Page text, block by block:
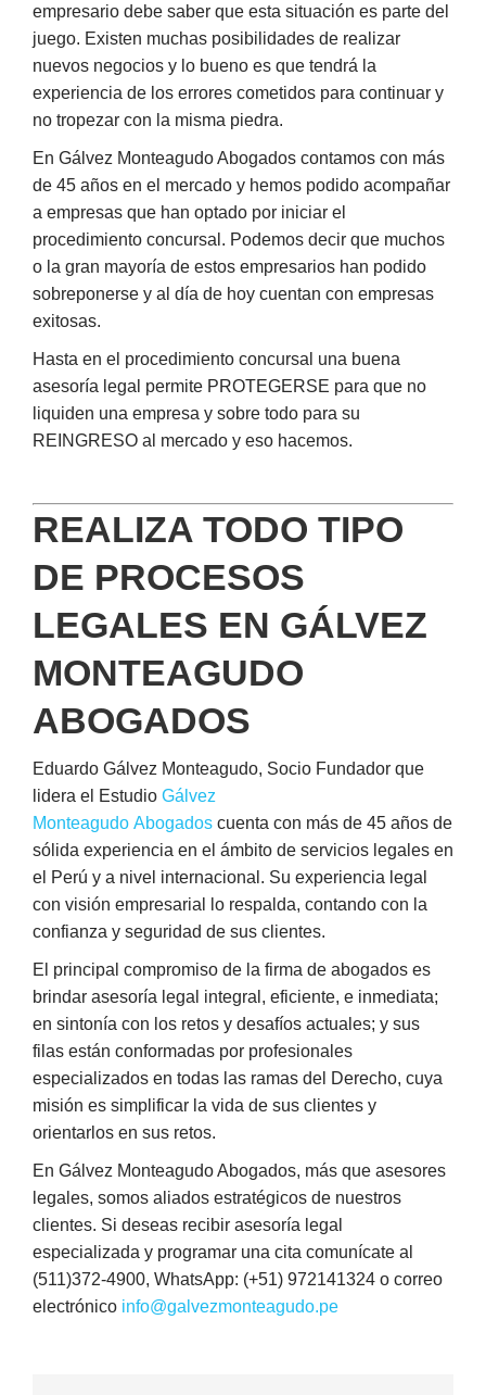
empresario debe saber que esta situación es parte del
juego. Existen muchas posibilidades de realizar
nuevos negocios y lo bueno es que tendrá la
experiencia de los errores cometidos para continuar y
no tropezar con la misma piedra.
En Gálvez Monteagudo Abogados contamos con más
de 45 años en el mercado y hemos podido acompañar
a empresas que han optado por iniciar el
procedimiento concursal. Podemos decir que muchos
o la gran mayoría de estos empresarios han podido
sobreponerse y al día de hoy cuentan con empresas
exitosas.
Hasta en el procedimiento concursal una buena
asesoría legal permite PROTEGERSE para que no
liquiden una empresa y sobre todo para su
REINGRESO al mercado y eso hacemos.
REALIZA TODO TIPO
DE PROCESOS
LEGALES EN GÁLVEZ
MONTEAGUDO
ABOGADOS
Eduardo Gálvez Monteagudo, Socio Fundador que
lidera el Estudio Gálvez
Monteagudo Abogados cuenta con más de 45 años de
sólida experiencia en el ámbito de servicios legales en
el Perú y a nivel internacional. Su experiencia legal
con visión empresarial lo respalda, contando con la
confianza y seguridad de sus clientes.
El principal compromiso de la firma de abogados es
brindar asesoría legal integral, eficiente, e inmediata;
en sintonía con los retos y desafíos actuales; y sus
filas están conformadas por profesionales
especializados en todas las ramas del Derecho, cuya
misión es simplificar la vida de sus clientes y
orientarlos en sus retos.
En Gálvez Monteagudo Abogados, más que asesores
legales, somos aliados estratégicos de nuestros
clientes. Si deseas recibir asesoría legal
especializada y programar una cita comunícate al
(511)372-4900, WhatsApp: (+51) 972141324 o correo
electrónico info@galvezmonteagudo.pe